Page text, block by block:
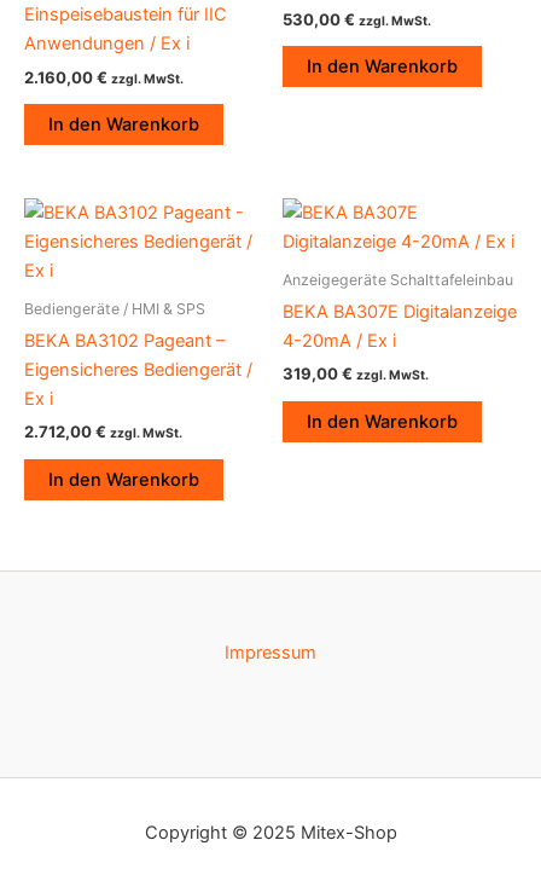
Einspeisebaustein für IIC
Anwendungen / Ex i
2.160,00€ zzgl. MwSt.
In den Warenkorb
530,00€ zzgl. MwSt.
In den Warenkorb
Bediengeräte / HMI & SPS
BEKA BA3102 Pageant –
Eigensicheres Bediengerät /
Ex i
2.712,00€ zzgl. MwSt.
In den Warenkorb
Anzeigegeräte Schalttafeleinbau
BEKA BA307E Digitalanzeige
4-20mA / Ex i
319,00€ zzgl. MwSt.
In den Warenkorb
Impressum
Copyright © 2025 Mitex-Shop